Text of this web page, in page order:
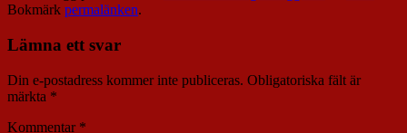
Bokmärk permalänken.
Lämna ett svar
Din e-postadress kommer inte publiceras. Obligatoriska fält är
märkta *
Kommentar *